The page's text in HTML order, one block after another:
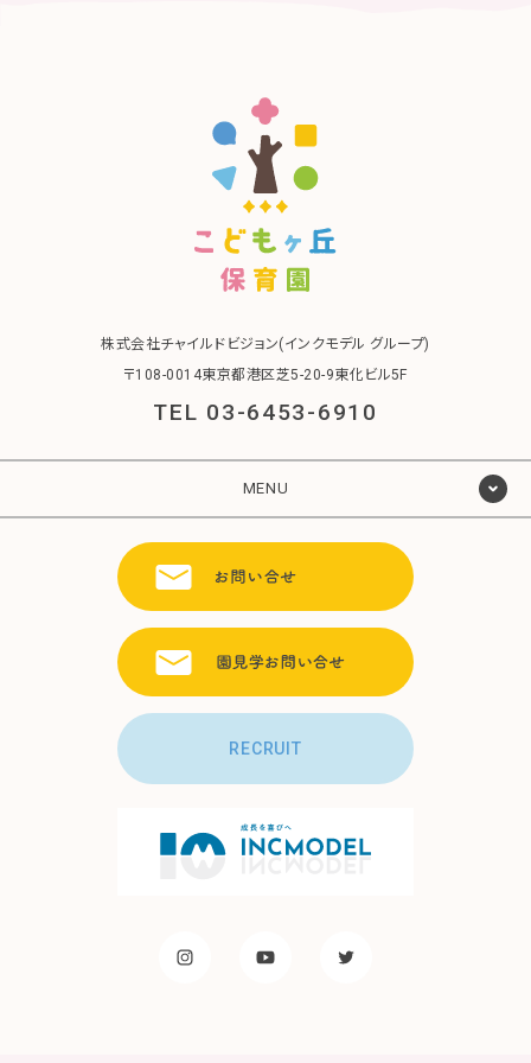
株式会社チャイルドビジョン(インクモデル グループ)
〒108-0014東京都港区芝5-20-9東化ビル5F
TEL 03-6453-6910
MENU
RECRUIT